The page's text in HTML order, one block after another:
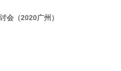
（2020广州）